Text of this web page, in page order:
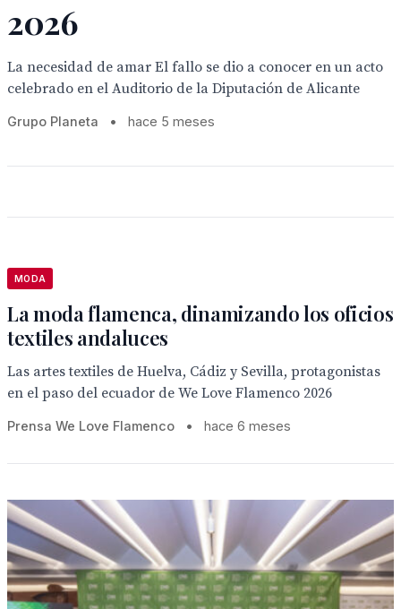
2026
La necesidad de amar El fallo se dio a conocer en un acto
celebrado en el Auditorio de la Diputación de Alicante
Grupo Planeta • hace 5 meses
MODA
La moda flamenca, dinamizando los oficios
textiles andaluces
Las artes textiles de Huelva, Cádiz y Sevilla, protagonistas
en el paso del ecuador de We Love Flamenco 2026
Prensa We Love Flamenco • hace 6 meses